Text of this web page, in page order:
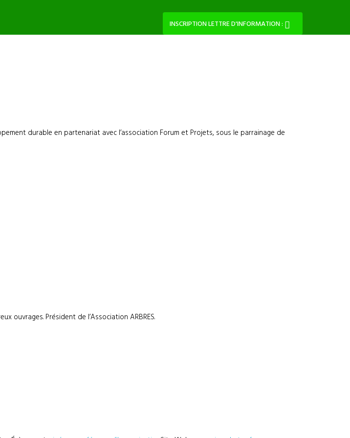
INSCRIPTION LETTRE D'INFORMATION :
durable en partenariat avec l’association Forum et Projets, sous le parrainage de
ouvrages. Président de l’Association ARBRES.